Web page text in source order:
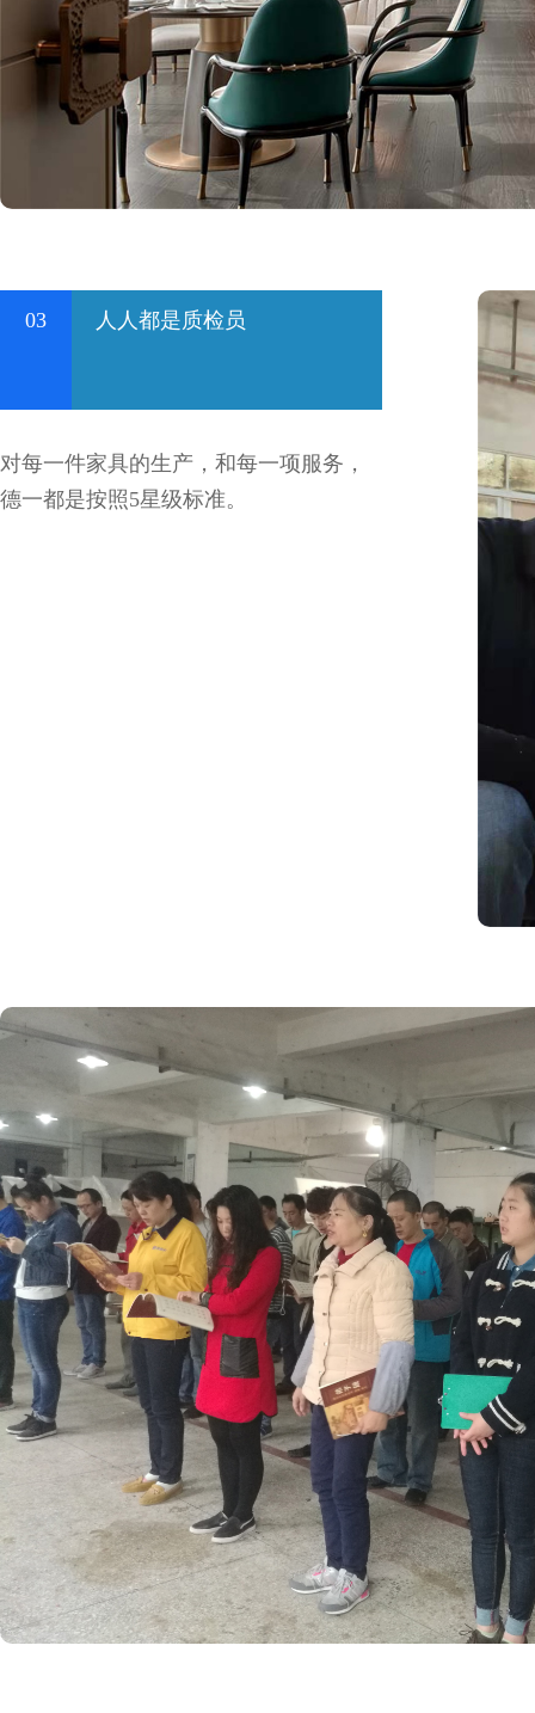
03 人人都是质检员
对每一件家具的生产，和每一项服务，
德一都是按照5星级标准。